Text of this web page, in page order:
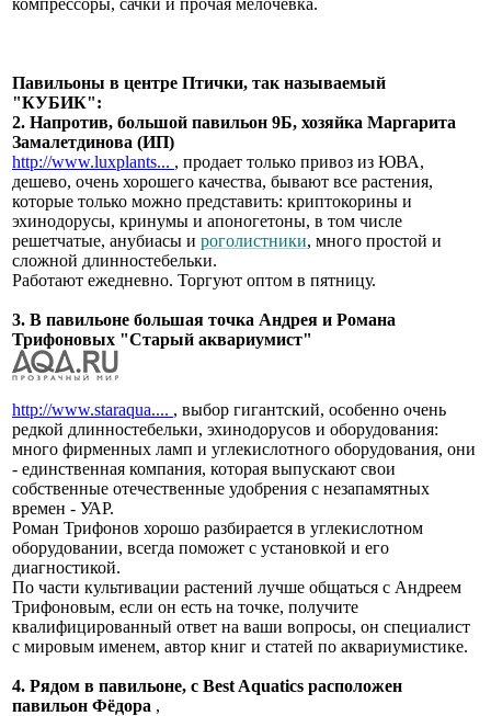
Павильоны в центре Птички, так называемый
"КУБИК":
2. Напротив, большой павильон 9Б, хозяйка Маргарита
Замалетдинова (ИП)
http://www.luxplants... , продает только привоз из ЮВА,
дешево, очень хорошего качества, бывают все растения,
которые только можно представить: криптокорины и
эхинодорусы, кринумы и апоногетоны, в том числе
решетчатые, анубиасы и роголистники, много простой и
сложной длинностебельки.
Работают ежедневно. Торгуют оптом в пятницу.
3. В павильоне большая точка Андрея и Романа
Трифоновых "Старый аквариумист"
http://www.staraqua.... , выбор гигантский, особенно очень
редкой длинностебельки, эхинодорусов и оборудования:
много фирменных ламп и углекислотного оборудования, они
- единственная компания, которая выпускают свои
собственные отечественные удобрения с незапамятных
времен - УАР.
Роман Трифонов хорошо разбирается в углекислотном
оборудовании, всегда поможет с установкой и его
диагностикой.
По части культивации растений лучше общаться с Андреем
Трифоновым, если он есть на точке, получите
квалифицированный ответ на ваши вопросы, он специалист
с мировым именем, автор книг и статей по аквариумистике.
4. Рядом в павильоне, с Best Aquatics расположен
павильон Фёдора ,